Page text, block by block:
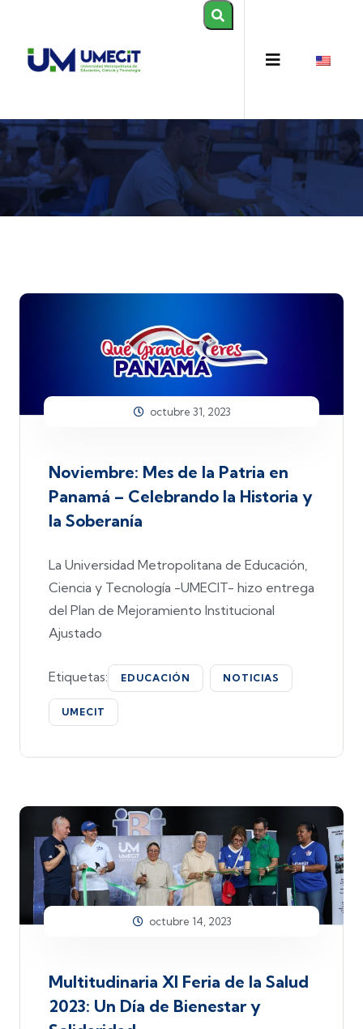
octubre 31, 2023
Noviembre: Mes de la Patria en
Panamá – Celebrando la Historia y
la Soberanía
La Universidad Metropolitana de Educación,
Ciencia y Tecnología -UMECIT- hizo entrega
del Plan de Mejoramiento Institucional
Ajustado
Etiquetas: EDUCACIÓN NOTICIAS
UMECIT
octubre 14, 2023
Multitudinaria XI Feria de la Salud
2023: Un Día de Bienestar y